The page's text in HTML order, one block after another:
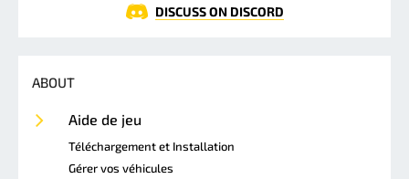
DISCUSS ON DISCORD
ABOUT
Aide de jeu
Téléchargement et Installation
Gérer vos véhicules